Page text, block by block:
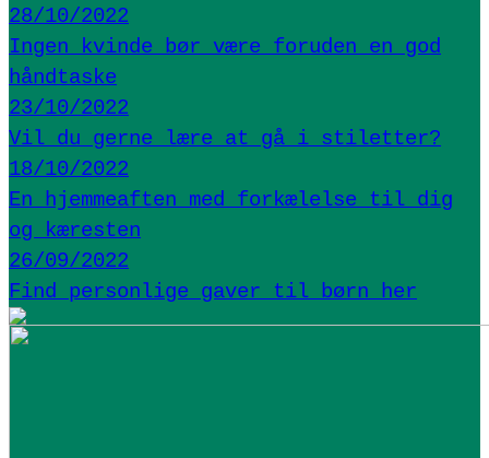
28/10/2022
Ingen kvinde bør være foruden en god
håndtaske
23/10/2022
Vil du gerne lære at gå i stiletter?
18/10/2022
En hjemmeaften med forkælelse til dig
og kæresten
26/09/2022
Find personlige gaver til børn her